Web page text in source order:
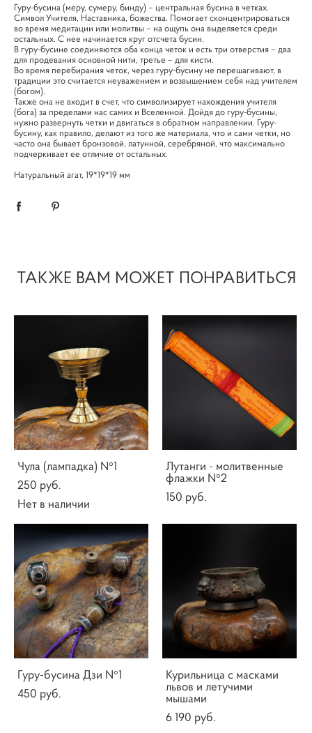
Гуру-бусина (меру, сумеру, бинду) – центральная бусина в четках.
Символ Учителя, Наставника, божества. Помогает сконцентрироваться
во время медитации или молитвы – на ощупь она выделяется среди
остальных. С нее начинается круг отсчета бусин.
В гуру-бусине соединяются оба конца четок и есть три отверстия – два
для продевания основной нити, третье – для кисти.
Во время перебирания четок, через гуру-бусину не перешагивают, в
традиции это считается неуважением и возвышением себя над учителем
(богом).
Также она не входит в счет, что символизирует нахождения учителя
(бога) за пределами нас самих и Вселенной. Дойдя до гуру-бусины,
нужно развернуть четки и двигаться в обратном направлении. Гуру-
бусину, как правило, делают из того же материала, что и сами четки, но
часто она бывает бронзовой, латунной, серебряной, что максимально
подчеркивает ее отличие от остальных.
Натуральный агат, 19*19*19 мм
ТАКЖЕ ВАМ МОЖЕТ ПОНРАВИТЬСЯ
Чула (лампадка) N°1
250 pуб.
Нет в наличии
Лутанги - молитвенные
флажки N°2
150 pуб.
Гуру-бусина Дзи N°1
450 pуб.
Курильница с масками
львов и летучими
мышами
6 190 pуб.